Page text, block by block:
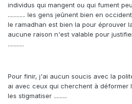
individus qui mangent ou qui fument
............ les gens jeûnent bien en
le ramadhan est bien la pour éprouver
aucune raison n'est valable pour
...........
Pour finir, j'ai aucun soucis avec la
ai avec ceux qui cherchent à déformer
les stigmatiser .........